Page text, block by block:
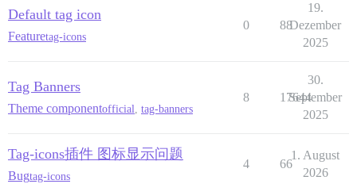
Default tag icon
Featuretag-icons
0 88
19.
Dezember
2025
Tag Banners
Theme componentofficial tag-banners
8 17644
30.
September
2025
Tag-icons插件 图标显示问题
Bugtag-icons
4 66
1. August
2026